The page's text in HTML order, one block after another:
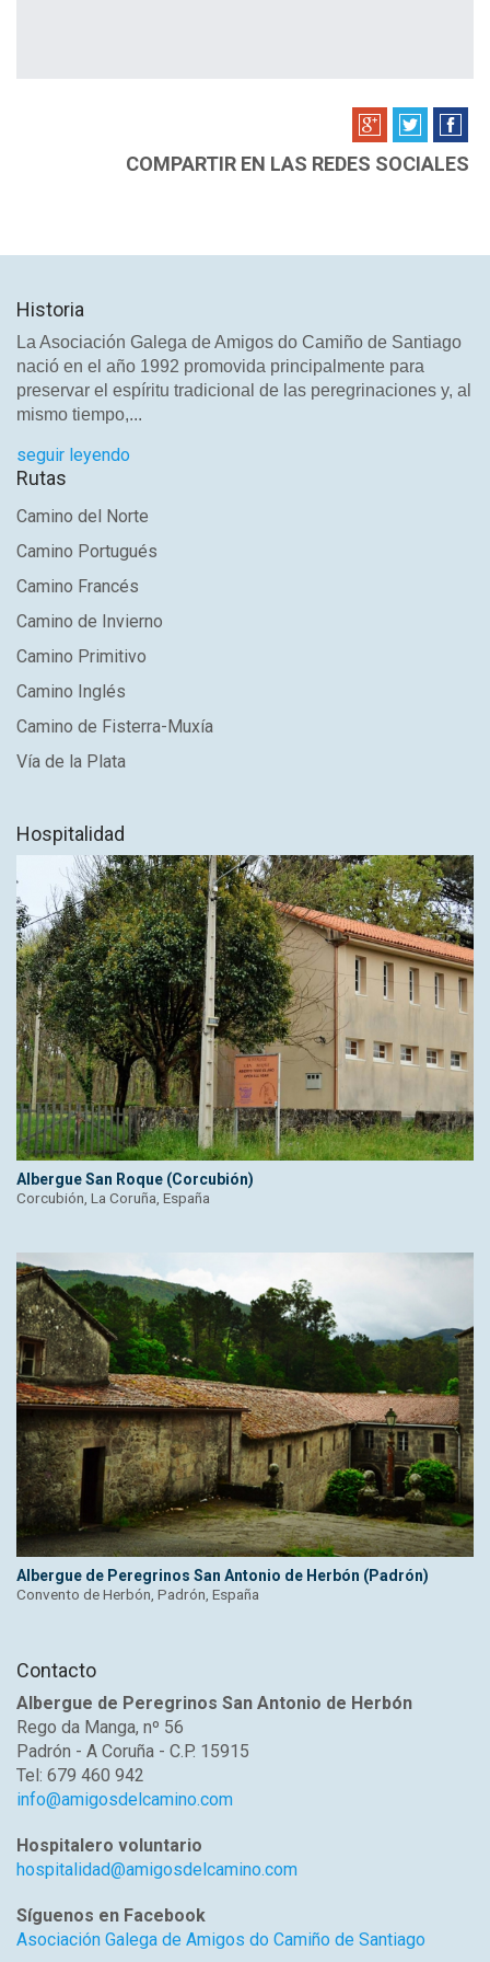
COMPARTIR EN LAS REDES SOCIALES
Historia
La Asociación Galega de Amigos do Camiño de Santiago
nació en el año 1992 promovida principalmente para
preservar el espíritu tradicional de las peregrinaciones y, al
mismo tiempo,...
seguir leyendo
Rutas
Camino del Norte
Camino Portugués
Camino Francés
Camino de Invierno
Camino Primitivo
Camino Inglés
Camino de Fisterra-Muxía
Vía de la Plata
Hospitalidad
Albergue San Roque (Corcubión)
Corcubión, La Coruña, España
Albergue de Peregrinos San Antonio de Herbón (Padrón)
Convento de Herbón, Padrón, España
Contacto
Albergue de Peregrinos San Antonio de Herbón
Rego da Manga, nº 56
Padrón - A Coruña - C.P. 15915
Tel: 679 460 942
info@amigosdelcamino.com
Hospitalero voluntario
hospitalidad@amigosdelcamino.com
Síguenos en Facebook
Asociación Galega de Amigos do Camiño de Santiago